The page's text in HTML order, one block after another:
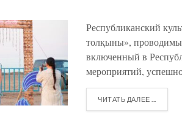
Республиканский
толқыны»,
включенный в
мероприятий,
ЧИТАТЬ ДАЛЕЕ ...